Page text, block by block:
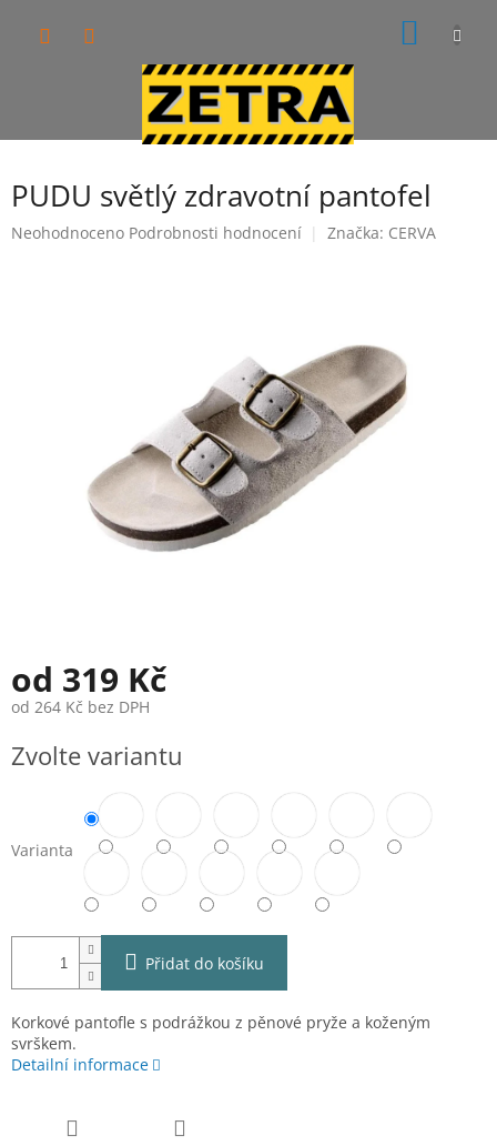
PUDU světlý zdravotní pantofel
Průměrné
Neohodnoceno Podrobnosti hodnocení Značka: CERVA
od 319 Kč
od 264 Kč bez DPH
cena:
Zvolte variantu
Varianta
Přidat do košíku
Korkové pantofle s podrážkou z pěnové pryže a koženým
svrškem.
Detailní informace